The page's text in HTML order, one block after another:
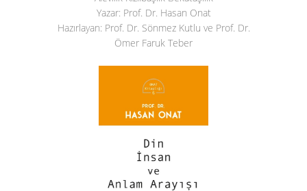
Yazar: Prof. Dr. Hasan Onat
Hazırlayan: Prof. Dr. Sönmez Kutlu ve Prof. Dr.
Ömer Faruk Teber